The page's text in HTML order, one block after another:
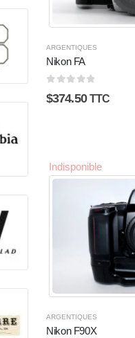
ARGENTIQUES
Nikon FA
$374.50 TTC
Indisponible
ARGENTIQUES
Nikon F90X